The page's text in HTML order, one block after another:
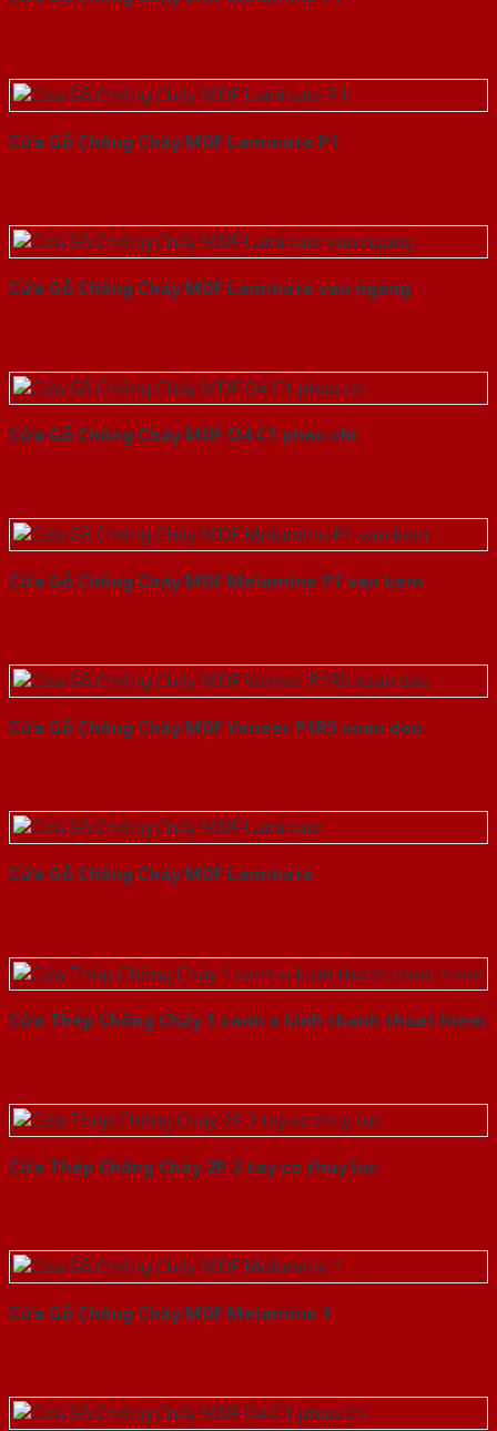
Cửa Gỗ Chống Cháy MDF Laminate P1
Cửa Gỗ Chống Cháy MDF Laminate van ngang
Cửa Gỗ Chống Cháy MDF O4 C1 phao chi
Cửa Gỗ Chống Cháy MDF Melamine P1 van kem
Cửa Gỗ Chống Cháy MDF Veneer P1R5 xoan dao
Cửa Gỗ Chống Cháy MDF Laminate
Cửa Thép Chống Cháy 1 canh o kinh thanh thoat hiem
Cửa Thép Chống Cháy 2P 2 tay co thuy luc
Cửa Gỗ Chống Cháy MDF Melamine 1